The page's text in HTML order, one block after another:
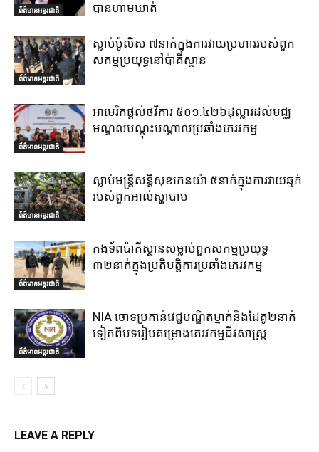
ព័ត៌មានអន្តរជាតិ
បានហាមឃាត់
ព័ត៌មានអន្តរជាតិ
ស្លាប់ប៉ូលិស ៧នាក់ក្នុងការវាយប្រហាររបស់ពួក
សកម្មប្រយុទ្ធនៅប៉ាគីស្ថាន
ព័ត៌មានអន្តរជាតិ
អាមេរិកផ្តល់ថវិការ ៥០១.៤២៦ដុល្លារដល់មជ្ឈ
មណ្ឌលបណ្តុះបណ្តាលប្រឆាំងភេរវកម្ម
ព័ត៌មានអន្តរជាតិ
ស្លាប់មន្ត្រីសន្តិសុខកេនយ៉ា ៥នាក់ក្នុងការវាយឆ្មក់
របស់ពួកអាល់ស្ហាបាប
ព័ត៌មានអន្តរជាតិ
កងទ័ពប៉ាគីស្ថានសម្លាប់ពួកសកម្មប្រយុទ្ធ
៣២នាក់ក្នុងប្រតិបត្តិការប្រឆាំងភេរវកម្ម
ព័ត៌មានអន្តរជាតិ
NIA ចោទប្រកាន់វេជ្ជបណ្ឌិតម្នាក់និងដៃគូ២នាក់
ទៀតពីបទរៀបគម្រោងភេរវកម្មជីវសាស្ត្រ
LEAVE A REPLY